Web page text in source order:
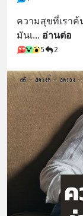
ความสุขที่เราค้
มันเ... อ่านต่อ
5 2